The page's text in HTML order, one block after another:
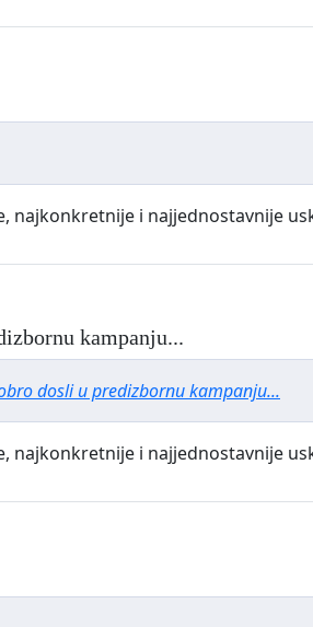
najkonkretnije i najjednostavnije
kampanju...
dosli u predizbornu kampanju...
najkonkretnije i najjednostavnije